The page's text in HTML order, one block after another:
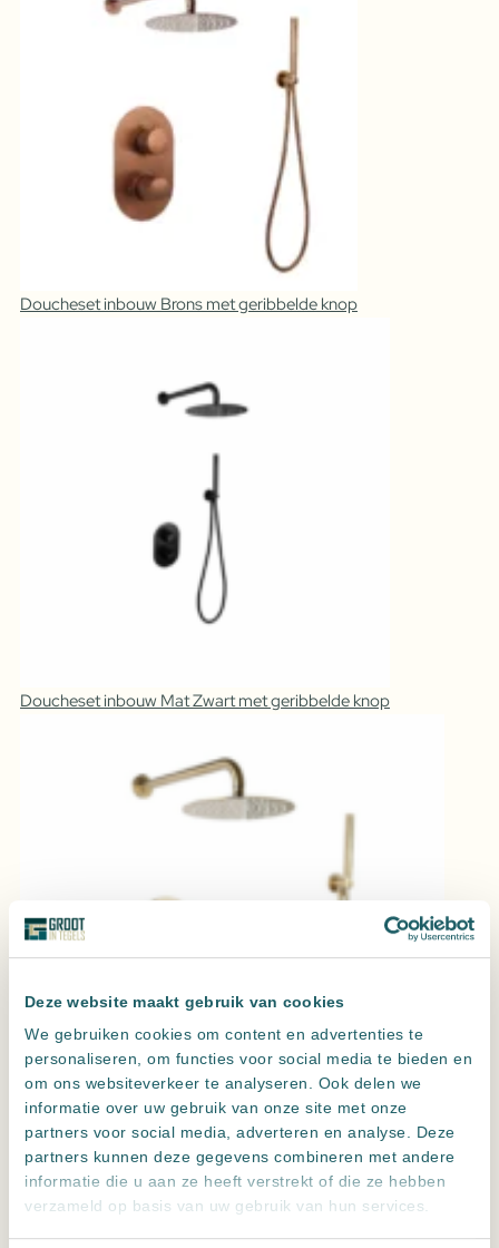
Deze website maakt gebruik van cookies
We gebruiken cookies om content en advertenties te
personaliseren, om functies voor social media te bieden en
om ons websiteverkeer te analyseren. Ook delen we
informatie over uw gebruik van onze site met onze
partners voor social media, adverteren en analyse. Deze
partners kunnen deze gegevens combineren met andere
informatie die u aan ze heeft verstrekt of die ze hebben
verzameld op basis van uw gebruik van hun services.
Doucheset inbouw Brons met geribbelde knop
Doucheset inbouw Mat Zwart met geribbelde knop
Doucheset inbouw Goud Geborsteld met geribbelde knop
Uitvoering